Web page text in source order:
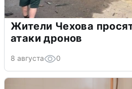
Жители Чехова
атаки дронов
8 августа 0